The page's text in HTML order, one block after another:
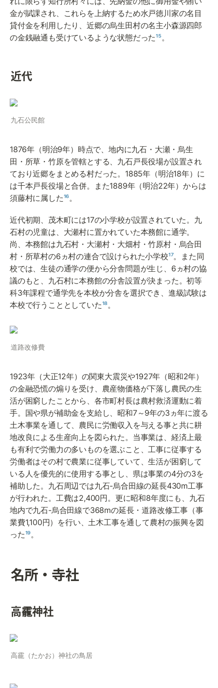
金が賦課され、これらを上納するため水戸徳川家の名目
貸付金を利用したり、近郷の烏生田村の名主小森源四郎
の金銭融通も受けているような状態だった¹⁵。
近代
九石公民館
1876年（明治9年）時点で、地内に九石・大瀬・烏生
田・所草・竹原を管轄とする、九石戸長役場が設置され
ており近郷をまとめる村だった。1885年（明治18年）に
は千本戸長役場と合併。また1889年（明治22年）からは
須藤村に属した¹⁶。
近代初期、茂木町には17の小学校が設置されていた。九
石村の児童は、大瀬村に置かれていた本務館に通学。
尚、本務館は九石村・大瀬村・大畑村・竹原村・烏合田
村・所草村の6ヵ村の連合で設けられた小学校¹⁷。また同
校では、生徒の通学の便から分舎問題が生じ、6ヵ村の協
議のもと、九石村に本務館の分舎設置が決まった。初等
科3年課程で通学先を本校か分舎を選択でき、進級試験は
本校で行うこととしていた¹⁸。
道路改修費
1923年（大正12年）の関東大震災や1927年（昭和2年）
の金融恐慌の煽りを受け、農産物価格が下落し農民の生
活が困窮したことから、各市町村長は農村救済運動に着
手。国や県が補助金を支給し、昭和7～9年の3ヵ年に渡る
土木事業を通して、農民に労働収入を与える事と共に耕
地改良による生産向上を図られた。当事業は、経済上最
も有利で労働力の多いものを選ぶこと、工事に従事する
労働者はその村で農業に従事していて、生活が困窮して
いる人を優先的に使用する事とし、県は事業の4分の3を
補助した。九石周辺では九石-烏合田線の延長430m工事
が行われた。工費は2,400円。更に昭和8年度にも、九石
地内で九石-烏合田線で368mの延長・道路改修工事（事
業費1,100円）を行い、土木工事を通して農村の振興を図
った¹⁹。
名所・寺社
高靇神社
高靇（たかお）神社の鳥居